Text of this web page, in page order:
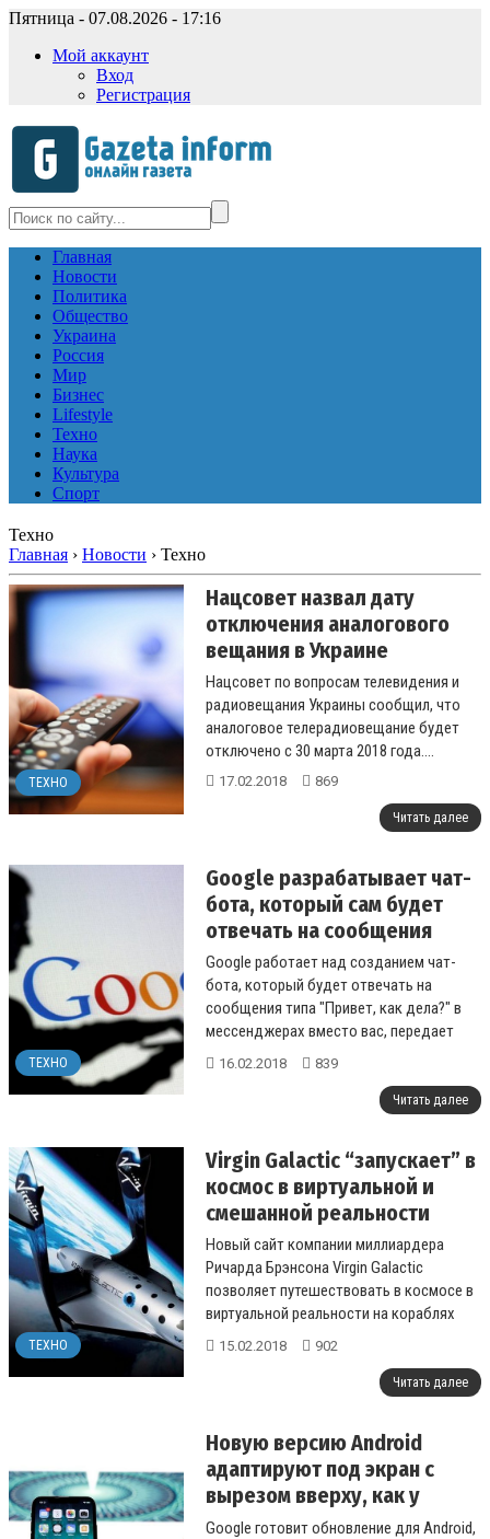
Пятница - 07.08.2026 - 17:16
Мой аккаунт
Вход
Регистрация
Главная
Новости
Политика
Общество
Украина
Россия
Мир
Бизнес
Lifestyle
Техно
Наука
Культура
Спорт
Техно
Главная › Новости › Техно
ТЕХНО
Нацсовет назвал дату
отключения аналогового
вещания в Украине
Нацсовет по вопросам телевидения и
радиовещания Украины сообщил, что
аналоговое телерадиовещание будет
отключено с 30 марта 2018 года....
17.02.2018 869
Читать далее
ТЕХНО
Google разрабатывает чат-
бота, который сам будет
отвечать на сообщения
Google работает над созданием чат-
бота, который будет отвечать на
сообщения типа "Привет, как дела?" в
мессенджерах вместо вас, передает
УНН....
16.02.2018 839
Читать далее
ТЕХНО
Virgin Galactic “запускает” в
космос в виртуальной и
смешанной реальности
Новый сайт компании миллиардера
Ричарда Брэнсона Virgin Galactic
позволяет путешествовать в космосе в
виртуальной реальности на кораблях
компании....
15.02.2018 902
Читать далее
Новую версию Android
адаптируют под экран с
вырезом вверху, как у
iPhone X
Google готовит обновление для Android,